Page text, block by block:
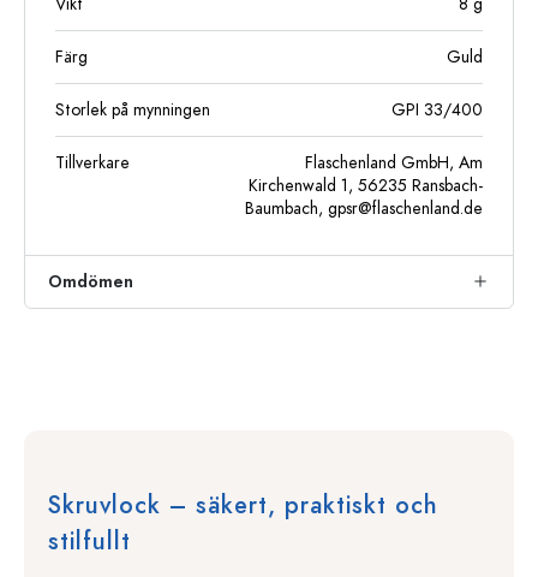
Färg Guld
Storlek på mynningen GPI 33/400
Tillverkare
Flaschenland GmbH, Am
Kirchenwald 1, 56235 Ransbach-
Baumbach, gpsr@flaschenland.de
Omdömen
Skruvlock – säkert, praktiskt och
stilfullt